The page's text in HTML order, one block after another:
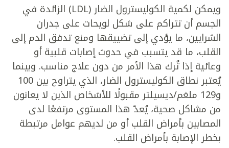
ويمكن لكمية الكوليسترول الضار (LDL) الزائدة في
الجسم أن تتراكم على شكل لويحات على جدران
الشرايين، ما يؤدي إلى تضييقها ومنع تدفق الدم إلى
القلب، ما قد يتسبب في حدوث إصابات قلبية أو
وعائية إذا تُرك هذا الأمر من دون علاج مناسب. وبينما
يُعتبر نطاق الكوليسترول الضار، الذي يتراوح بين 100
و129 ملغم/ديسيلتر مقبولًا للأشخاص الذين لا يعانون
من مشاكل صحية، يُعدّ هذا المستوى مرتفعًا لدى
المصابين بأمراض القلب أو من لديهم عوامل مرتبطة
بخطر الإصابة بأمراض القلب.